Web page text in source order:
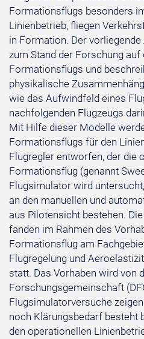
Formationsflugs besonders
Linienbetrieb, fliegen
in Formation. Der
zum Stand der Forschung auf
Formationsflugs und
physikalische
wie das Aufwindfeld eines
nachfolgenden Flugzeugs
Mit Hilfe dieser Modelle
Formationsflugs für den
Flugregler entworfen, der die
Formationsflug (genannt
Flugsimulator wird
an den manuellen und
aus Pilotensicht bestehen.
fanden im Rahmen des
Formationsflug am
Flugregelung und
statt. Das Vorhaben wird von
Forschungsgemeinschaft
Flugsimulatorversuche
noch Klärungsbedarf besteht
den operationellen